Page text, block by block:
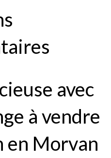
avec
à vendre
en Morvan